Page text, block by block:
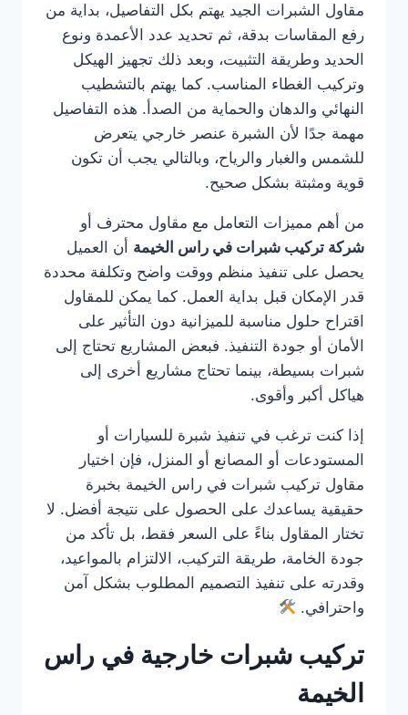
مقاول الشبرات الجيد يهتم بكل التفاصيل، بداية من
رفع المقاسات بدقة، ثم تحديد عدد الأعمدة ونوع
الحديد وطريقة التثبيت، وبعد ذلك تجهيز الهيكل
وتركيب الغطاء المناسب. كما يهتم بالتشطيب
النهائي والدهان والحماية من الصدأ. هذه التفاصيل
مهمة جدًا لأن الشبرة عنصر خارجي يتعرض
للشمس والغبار والرياح، وبالتالي يجب أن تكون
قوية ومثبتة بشكل صحيح.
من أهم مميزات التعامل مع مقاول محترف أو
شركة تركيب شبرات في راس الخيمة أن العميل
يحصل على تنفيذ منظم ووقت واضح وتكلفة محددة
قدر الإمكان قبل بداية العمل. كما يمكن للمقاول
اقتراح حلول مناسبة للميزانية دون التأثير على
الأمان أو جودة التنفيذ. فبعض المشاريع تحتاج إلى
شبرات بسيطة، بينما تحتاج مشاريع أخرى إلى
هياكل أكبر وأقوى.
إذا كنت ترغب في تنفيذ شبرة للسيارات أو
المستودعات أو المصانع أو المنزل، فإن اختيار
مقاول تركيب شبرات في راس الخيمة بخبرة
حقيقية يساعدك على الحصول على نتيجة أفضل. لا
تختار المقاول بناءً على السعر فقط، بل تأكد من
جودة الخامة، طريقة التركيب، الالتزام بالمواعيد،
وقدرته على تنفيذ التصميم المطلوب بشكل آمن
واحترافي.
تركيب شبرات خارجية في راس
الخيمة